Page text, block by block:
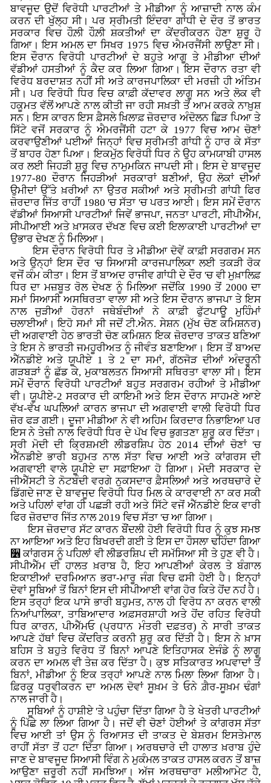
ਬਾਵਜੂਦ ਉਦੋਂ ਵਿਰੋਧੀ ਪਾਰਟੀਆਂ ਤੇ ਮੀਡੀਆ ਨੂੰ ਆਜ਼ਾਦੀ ਨਾਲ ਕੰਮ
ਕਰਨ ਦੀ ਖੁੱਲ੍ਹ ਸੀ। ਪਰ ਸ੍ਰੀਮਤੀ ਇੰਦਰਾ ਗਾਂਧੀ ਦੇ ਦੌਰ ਤੋਂ ਭਾਰਤ
ਸਰਕਾਰ ਵਿਚ ਹੌਲ਼ੀ ਹੌਲ਼ੀ ਸ਼ਕਤੀਆਂ ਦਾ ਕੇਂਦਰੀਕਰਨ ਹੋਣਾ ਸ਼ੁਰੂ ਹੋ
ਗਿਆ। ਇਸ ਅਮਲ ਦਾ ਸਿਖਰ 1975 ਵਿਚ ਐਮਰਜੈਂਸੀ ਲਾਉਣਾ ਸੀ।
ਇਸ ਦੌਰਾਨ ਵਿਰੋਧੀ ਪਾਰਟੀਆਂ ਦੇ ਬਹੁਤੇ ਆਗੂ ਤੇ ਮੀਡੀਆ ਦੀਆਂ
ਵੱਡੀਆਂ ਹਸਤੀਆਂ ਨੂੰ ਕੈਦ ਕਰ ਲਿਆ ਗਿਆ। ਇਸ ਦੌਰਾਨ ਰਤਾ ਵੀ
ਵਿਰੋਧ ਬਰਦਾਸ਼ਤ ਨਹੀਂ ਸੀ ਅਤੇ ਕਾਰਜਪਾਲਿਕਾ ਦੀ ਮਰਜ਼ੀ ਹੀ ਅੰਤਿਮ
ਸੀ। ਪਰ ਵਿਰੋਧੀ ਧਿਰ ਵਿਚ ਕਾਫ਼ੀ ਕੱਦਾਵਰ ਲਾਗੂ ਸਨ ਅਤੇ ਲੋਕ ਵੀ
ਹਕੂਮਤ ਵੱਲੋਂ ਆਪਣੇ ਨਾਲ ਕੀਤੀ ਜਾ ਰਹੀ ਸਖ਼ਤੀ ਤੋਂ ਆਮ ਕਰਕੇ ਨਾਖ਼ੁਸ਼
ਸਨ। ਇਸ ਕਾਰਨ ਇਸ ਫ਼ੈਸਲੇ ਖ਼ਿਲਾਫ਼ ਜ਼ੋਰਦਾਰ ਅੰਦੋਲਨ ਛਿੜ ਪਿਆ ਤੇ
ਸਿੱਟੇ ਵਜੋਂ ਸਰਕਾਰ ਨੂੰ ਐਮਰਜੈਂਸੀ ਹਟਾ ਕੇ 1977 ਵਿਚ ਆਮ ਚੋਣਾਂ
ਕਰਵਾਉਣੀਆਂ ਪਈਆਂ ਜਿਨ੍ਹਾਂ ਵਿਚ ਸ੍ਰੀਮਤੀ ਗਾਂਧੀ ਨੂੰ ਹਾਰ ਕੇ ਸੱਤਾ
ਤੋਂ ਬਾਹਰ ਹੋਣਾ ਪਿਆ। ਇਕਮੁੱਠ ਵਿਰੋਧੀ ਧਿਰ ਨੇ ਉਹ ਕਾਮਯਾਬੀ ਹਾਸਲ
ਕਰ ਲਈ ਜਿਹੜੀ ਸ਼ੁਰੂ ਵਿਚ ਨਾਮੁਮਕਿਨ ਜਾਪਦੀ ਸੀ। ਇਸ ਦੇ ਬਾਵਜੂਦ
1977-80 ਦੌਰਾਨ ਜਿਹੜੀਆਂ ਸਰਕਾਰਾਂ ਬਣੀਆਂ, ਉਹ ਲੋਕਾਂ ਦੀਆਂ
ਉਮੀਦਾਂ ਉੱਤੇ ਖ਼ਰੀਆਂ ਨਾ ਉਤਰ ਸਕੀਆਂ ਅਤੇ ਸ੍ਰੀਮਤੀ ਗਾਂਧੀ ਫਿਰ
ਜ਼ੋਰਦਾਰ ਜਿੱਤ ਰਾਹੀਂ 1980 'ਚ ਸੱਤਾ 'ਚ ਪਰਤ ਆਈ। ਇਸ ਸਮੇਂ ਦੌਰਾਨ
ਵੱਡੀਆਂ ਸਿਆਸੀ ਪਾਰਟੀਆਂ ਜਿਵੇਂ ਭਾਜਪਾ, ਜਨਤਾ ਪਾਰਟੀ, ਸੀਪੀਐੱਮ,
ਸੀਪੀਆਈ ਅਤੇ ਖ਼ਾਸਕਰ ਦੱਖਣ ਵਿਚ ਕਈ ਇਲਾਕਾਈ ਪਾਰਟੀਆਂ ਦਾ
ਉਭਾਰ ਦੇਖਣ ਨੂੰ ਮਿਲਿਆ।
ਇਸ ਦੌਰਾਨ ਵਿਰੋਧੀ ਧਿਰ ਤੇ ਮੀਡੀਆ ਦੋਵੇਂ ਕਾਫ਼ੀ ਸਰਗਰਮ ਸਨ
ਅਤੇ ਉਨ੍ਹਾਂ ਇਸ ਦੌਰ 'ਚ ਸਿਆਸੀ ਕਾਰਜਪਾਲਿਕਾ ਲਈ ਤਕੜੀ ਰੋਕ
ਵਜੋਂ ਕੰਮ ਕੀਤਾ। ਇਸ ਤੋਂ ਬਾਅਦ ਰਾਜੀਵ ਗਾਂਧੀ ਦੇ ਦੌਰ 'ਚ ਵੀ ਮੁਖ਼ਾਲਿਫ਼
ਧਿਰ ਦਾ ਮਜ਼ਬੂਤ ਰੋਲ ਦੇਖਣ ਨੂੰ ਮਿਲਿਆ ਜਦੋਂਕਿ 1990 ਤੋਂ 2000 ਦਾ
ਸਮਾਂ ਸਿਆਸੀ ਅਸਥਿਰਤਾ ਵਾਲਾ ਸੀ ਅਤੇ ਇਸ ਦੌਰਾਨ ਭਾਜਪਾ ਤੇ ਇਸ
ਨਾਲ ਜੁੜੀਆਂ ਹੋਰਨਾਂ ਜਥੇਬੰਦੀਆਂ ਨੇ ਕਾਫ਼ੀ ਫੁੱਟਪਾਊ ਮੁਹਿੰਮਾਂ
ਚਲਾਈਆਂ। ਇਹੋ ਸਮਾਂ ਸੀ ਜਦੋਂ ਟੀ.ਐਨ. ਸੇਸ਼ਨ (ਮੁੱਖ ਚੋਣ ਕਮਿਸ਼ਨਰ)
ਦੀ ਅਗਵਾਈ ਹੇਠ ਭਾਰਤੀ ਚੋਣ ਕਮਿਸ਼ਨ ਇਕ ਜ਼ੋਰਦਾਰ ਤਾਕਤ ਬਣਿਆ
ਤੇ ਇਸ ਨੇ ਭਾਰਤੀ ਜਮਹੂਰੀਅਤ ਨੂੰ ਜੀਵੰਤ ਬਣਾਇਆ। ਇਸ ਤੋਂ ਬਾਅਦ
ਐੱਨਡੀਏ ਅਤੇ ਯੂਪੀਏ 1 ਤੇ 2 ਦਾ ਸਮਾਂ, ਗੱਠਜੋੜ ਦੀਆਂ ਅੰਦਰੂਨੀ
ਗੜਬੜਾਂ ਨੂੰ ਛੱਡ ਕੇ, ਮੁਕਾਬਲਤਨ ਸਿਆਸੀ ਸਥਿਰਤਾ ਵਾਲਾ ਸੀ। ਇਸ
ਸਮੇਂ ਦੌਰਾਨ ਵਿਰੋਧੀ ਪਾਰਟੀਆਂ ਬਹੁਤ ਸਰਗਰਮ ਰਹੀਆਂ ਤੇ ਮੀਡੀਆ
ਵੀ। ਯੂਪੀਏ-2 ਸਰਕਾਰ ਦੀ ਕਾਇਮੀ ਅਤੇ ਇਸ ਦੌਰਾਨ ਸਾਹਮਣੇ ਆਏ
ਵੱਖ-ਵੱਖ ਘਪਲਿਆਂ ਕਾਰਨ ਭਾਜਪਾ ਦੀ ਅਗਵਾਈ ਵਾਲੀ ਵਿਰੋਧੀ ਧਿਰ
ਜ਼ੋਰ ਫੜ ਗਈ। ਦੂਜਾ ਮੀਡੀਆ ਨੇ ਵੀ ਅਹਿਮ ਕਿਰਦਾਰ ਨਿਭਾਇਆ ਪਰ
ਇਸ ਨੇ ਤੇਜ਼ੀ ਨਾਲ ਵਿਰੋਧੀ ਧਿਰ ਦੇ ਪੱਖ ਵਿਚ ਭੁਗਤਣਾ ਸ਼ੁਰੂ ਕਰ ਦਿੱਤਾ।
ਸ੍ਰੀ ਮੋਦੀ ਦੀ ਕ੍ਰਿਸ਼ਮਈ ਲੀਡਰਸ਼ਿਪ ਹੇਠ 2014 ਦੀਆਂ ਚੋਣਾਂ 'ਚ
ਐੱਨਡੀਏ ਭਾਰੀ ਬਹੁਮਤ ਨਾਲ ਸੱਤਾ ਵਿਚ ਆਈ ਅਤੇ ਕਾਂਗਰਸ ਦੀ
ਅਗਵਾਈ ਵਾਲੇ ਯੂਪੀਏ ਦਾ ਸਫ਼ਾਇਆ ਹੋ ਗਿਆ। ਮੋਦੀ ਸਰਕਾਰ ਦੇ
ਜੀਐੱਸਟੀ ਤੇ ਨੋਟਬੰਦੀ ਵਰਗੇ ਨੁਕਸਦਾਰ ਫ਼ੈਸਲਿਆਂ ਅਤੇ ਅਰਥਚਾਰੇ ਦੇ
ਡਿੱਗਦੇ ਜਾਣ ਦੇ ਬਾਵਜੂਦ ਵਿਰੋਧੀ ਧਿਰ ਮਿਲ ਕੇ ਕਾਰਵਾਈ ਨਾ ਕਰ ਸਕੀ
ਅਤੇ ਪਹਿਲਾਂ ਵਾਂਗ ਹੀ ਪਛੜੀ ਰਹੀ ਅਤੇ ਸਿੱਟੇ ਵਜੋਂ ਐੱਨਡੀਏ ਇਕ ਵਾਰੀ
ਫਿਰ ਜ਼ੋਰਦਾਰ ਜਿੱਤ ਨਾਲ 2019 ਵਿਚ ਸੱਤਾ 'ਚ ਆ ਗਿਆ।
ਇਸ ਜ਼ੋਰਦਾਰ ਸੱਟ ਕਾਰਨ ਬੌਂਦਲੀ ਹੋਈ ਵਿਰੋਧੀ ਧਿਰ ਨੂੰ ਕੁਝ ਸਮਝ
ਨਾ ਆਇਆ ਅਤੇ ਇਹ ਬਿਖਰਦੀ ਗਈ ਤੇ ਇਸ ਦਾ ਹੌਸਲਾ ਢਹਿੰਦਾ ਗਿਆ
૶ ਕਾਂਗਰਸ ਨੂੰ ਪਹਿਲਾਂ ਵੀ ਲੀਡਰਸ਼ਿਪ ਦੀ ਸਮੱਸਿਆ ਸੀ ਤੇ ਹੁਣ ਵੀ ਹੈ।
ਸੀਪੀਐੱਮ ਦੀ ਹਾਲਤ ਖ਼ਰਾਬ ਹੈ, ਇਹ ਆਪਣੀਆਂ ਕੇਰਲ ਤੇ ਬੰਗਾਲ
ਇਕਾਈਆਂ ਦਰਮਿਆਨ ਭਰਾ-ਮਾਰੂ ਜੰਗ ਵਿਚ ਫਸੀ ਹੋਈ ਹੈ। ਇਨ੍ਹਾਂ
ਦੋਵਾਂ ਸੂਬਿਆਂ ਤੋਂ ਬਿਨਾਂ ਇਸ ਦੀ ਸੀਪੀਆਈ ਵਾਂਗ ਹੋਰ ਕਿਤੇ ਹੋਂਦ ਨਹਂਂ ਹੈ।
ਇਸ ਤਰ੍ਹਾਂ ਇਕ ਪਾਸੇ ਭਾਰੀ ਬਹੁਮਤ, ਨਾਲ ਹੀ ਵਿਰੋਧ ਨਾ ਕਰਨ ਵਾਲੀ
ਨਿਆਂਪਾਲਿਕਾ, ਤਾਬਿਆਦਾਰ ਅਫ਼ਸਰਸ਼ਾਹੀ ਅਤੇ ਹੋਂਦ ਰਹਿਤ ਵਿਰੋਧੀ
ਧਿਰ ਕਾਰਨ, ਪੀਐੱਮਓ (ਪ੍ਰਧਾਨ ਮੰਤਰੀ ਦਫ਼ਤਰ) ਨੇ ਸਾਰੀ ਤਾਕਤ
ਆਪਣੇ ਹੱਥਾਂ ਵਿਚ ਕੇਂਦਰਿਤ ਕਰਨੀ ਸ਼ੁਰੂ ਕਰ ਦਿੱਤੀ ਹੈ। ਇਸ ਨੇ ਖ਼ਾਸ
ਬਹਿਸ ਤੇ ਬਹੁਤੇ ਵਿਰੋਧ ਤੋਂ ਬਿਨਾਂ ਆਪਣੇ ਇਤਿਹਾਸਕ ਏਜੰਡੇ ਨੂੰ ਲਾਗੂ
ਕਰਨ ਦਾ ਅਮਲ ਵੀ ਤੇਜ਼ ਕਰ ਦਿੱਤਾ ਹੈ। ਕੁਝ ਸਤਿਕਾਰਤ ਅਪਵਾਦਾਂ ਤੋਂ
ਬਿਨਾਂ, ਮੀਡੀਆ ਨੂੰ ਇਕ ਤਰ੍ਹਾਂ ਆਪਣੇ ਨਾਲ ਮਿਲਾ ਲਿਆ ਗਿਆ ਹੈ।
ਫ਼ਿਰਕੂ ਧਰੁਵੀਕਰਨ ਦਾ ਅਮਲ ਦੋਵਾਂ ਸੂਖ਼ਮ ਤੇ ਓਨੇ ਗ਼ੈਰ-ਸੂਖ਼ਮ ਢੰਗਾਂ
ਨਾਲ ਜਾਰੀ ਹੈ।
ਸੂਬਿਆਂ ਨੂੰ ਹਾਸ਼ੀਏ 'ਤੇ ਪਹੁੰਚਾ ਦਿੱਤਾ ਗਿਆ ਹੈ ਤੇ ਖੇਤਰੀ ਪਾਰਟੀਆਂ
ਨੂੰ ਪਿੱਛੇ ਲਾ ਲਿਆ ਗਿਆ ਹੈ। ਜਦੋਂ ਵੀ ਚੋਣਾਂ ਹੋਈਆਂ ਤੇ ਕਾਂਗਰਸ ਸੱਤਾ
ਵਿਚ ਆਈ ਤਾਂ ਉਸ ਨੂੰ ਰਿਆਸਤ ਦੀ ਤਾਕਤ ਦੇ ਬੇਸ਼ਰਮ ਇਸਤੇਮਾਲ
ਰਾਹੀਂ ਸੱਤਾ ਤੋਂ ਹਟਾ ਦਿੱਤਾ ਗਿਆ। ਅਰਥਚਾਰੇ ਦੀ ਹਾਲਾਤ ਖ਼ਰਾਬ ਹੁੰਦੇ
ਜਾਣ ਦੇ ਬਾਵਜੂਦ ਸਿਆਸੀ ਵਿੰਗ ਨੇ ਮੁਕੰਮਲ ਤਾਕਤ ਹਾਸਲ ਕਰਨ ਤੋਂ ਬਾਜ਼
ਆਉਣਾ ਜ਼ਰੂਰੀ ਨਹੀਂ ਸਮਝਿਆ। ਅੱਜ ਅਰਥਚਾਰਾ ਮਲੀਆਮੇਟ ਹੈ,